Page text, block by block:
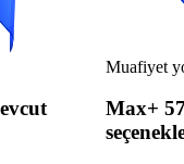
Muafiyet
Max+